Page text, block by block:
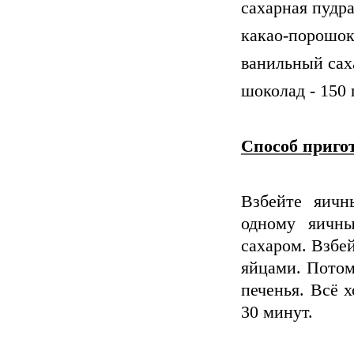
сахарная
какао-
ванильный
шоколад - 150
Способ
Взбейте
одному
сахаром.
яйцами.
печенья. Всё
30 минут.